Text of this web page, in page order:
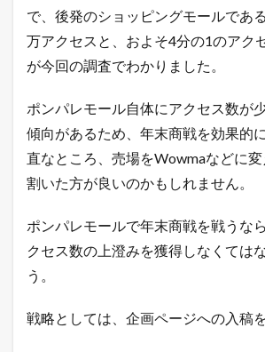
で、後発のショッピングモールであ
万アクセスと、およそ4分の1のアク
が今回の調査でわかりました。
ポンパレモール自体にアクセス数が
傾向があるため、年末商戦を効果的
直なところ、売場をWowmaなどに
割いた方が良いのかもしれません。
ポンパレモールで年末商戦を戦うな
クセス数の上澄みを獲得しなくては
う。
戦略としては、企画ページへの入稿